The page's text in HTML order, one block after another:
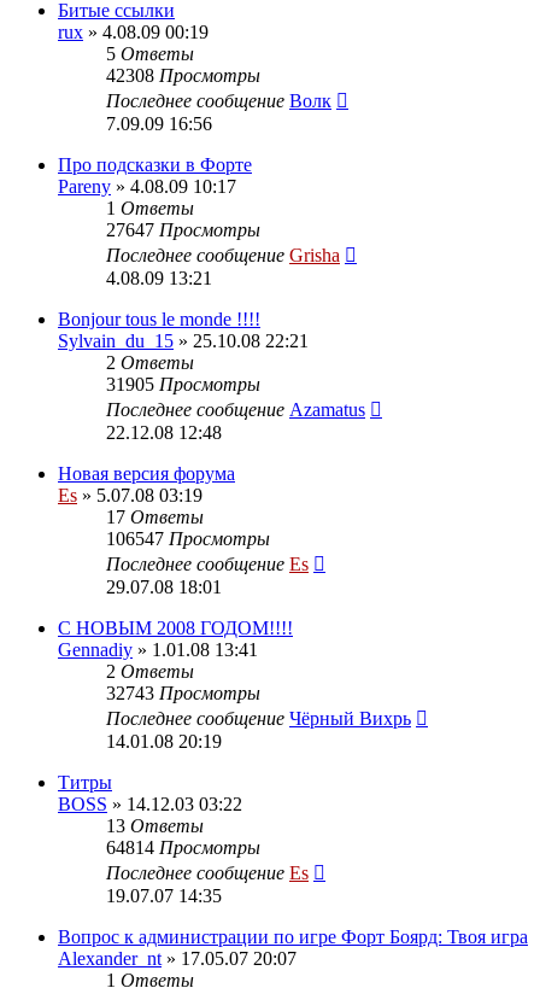
Битые ссылки
rux » 4.08.09 00:19
5 Ответы
42308 Просмотры
Последнее сообщение Волк
7.09.09 16:56
Про подсказки в Форте
Pareny » 4.08.09 10:17
1 Ответы
27647 Просмотры
Последнее сообщение Grisha
4.08.09 13:21
Bonjour tous le monde !!!!
Sylvain_du_15 » 25.10.08 22:21
2 Ответы
31905 Просмотры
Последнее сообщение Azamatus
22.12.08 12:48
Новая версия форума
Es » 5.07.08 03:19
17 Ответы
106547 Просмотры
Последнее сообщение Es
29.07.08 18:01
C НОВЫМ 2008 ГОДОМ!!!!
Gennadiy » 1.01.08 13:41
2 Ответы
32743 Просмотры
Последнее сообщение Чёрный Вихрь
14.01.08 20:19
Титры
BOSS » 14.12.03 03:22
13 Ответы
64814 Просмотры
Последнее сообщение Es
19.07.07 14:35
Вопрос к администрации по игре Форт Боярд: Твоя игра
Alexander_nt » 17.05.07 20:07
1 Ответы